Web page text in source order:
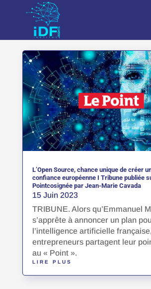
L’Open Source, chance unique de créer
confiance européenne I Tribune publiée
Pointcosignée par Jean-Marie Cavada
15 Juin 2023
TRIBUNE. Alors qu’Emmanuel
s’apprête à annoncer un plan
l’intelligence artificielle
entrepreneurs partagent leur
au « Point ».
LIRE PLUS